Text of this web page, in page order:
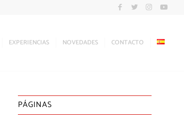
EXPERIENCIAS NOVEDADES CONTACTO
PÁGINAS